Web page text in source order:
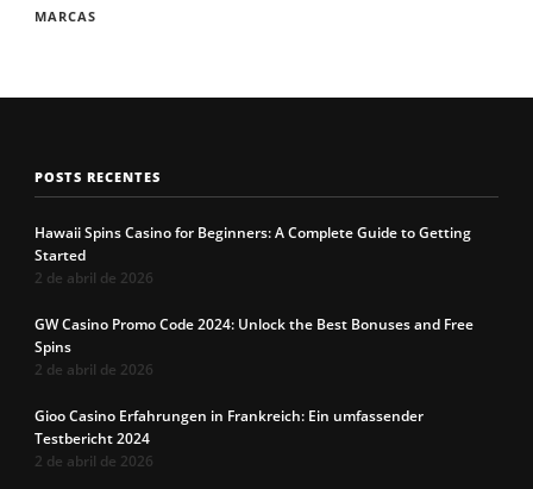
MARCAS
POSTS RECENTES
Hawaii Spins Casino for Beginners: A Complete Guide to Getting
Started
2 de abril de 2026
GW Casino Promo Code 2024: Unlock the Best Bonuses and Free
Spins
2 de abril de 2026
Gioo Casino Erfahrungen in Frankreich: Ein umfassender
Testbericht 2024
2 de abril de 2026